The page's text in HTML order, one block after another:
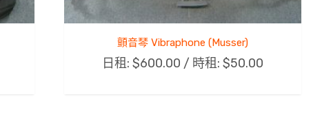
顫音琴 Vibraphone (Musser)
日租:$600.00 / 時租:$50.00